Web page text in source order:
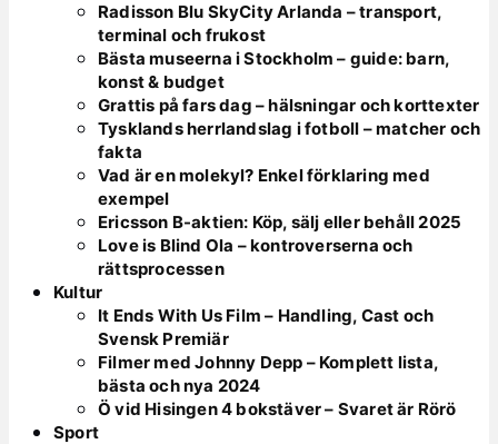
Radisson Blu SkyCity Arlanda – transport,
terminal och frukost
Bästa museerna i Stockholm – guide: barn,
konst & budget
Grattis på fars dag – hälsningar och korttexter
Tysklands herrlandslag i fotboll – matcher och
fakta
Vad är en molekyl? Enkel förklaring med
exempel
Ericsson B-aktien: Köp, sälj eller behåll 2025
Love is Blind Ola – kontroverserna och
rättsprocessen
Kultur
It Ends With Us Film – Handling, Cast och
Svensk Premiär
Filmer med Johnny Depp – Komplett lista,
bästa och nya 2024
Ö vid Hisingen 4 bokstäver – Svaret är Rörö
Sport